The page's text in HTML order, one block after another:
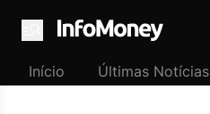
Menu
Início Últimas Notícias